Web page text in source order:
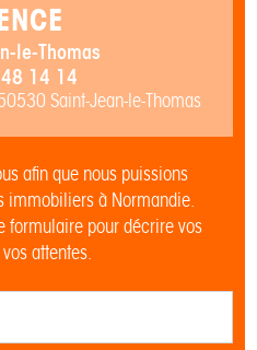
le-Thomas
14 14
Saint-Jean-le-Thomas
afin que nous puissions
immobiliers à Normandie.
formulaire pour décrire vos
attentes.